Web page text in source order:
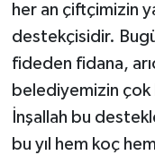
her an çiftçimizin
destekçisidir.
fideden fidana,
belediyemizin
İnşallah bu
bu yıl hem koç